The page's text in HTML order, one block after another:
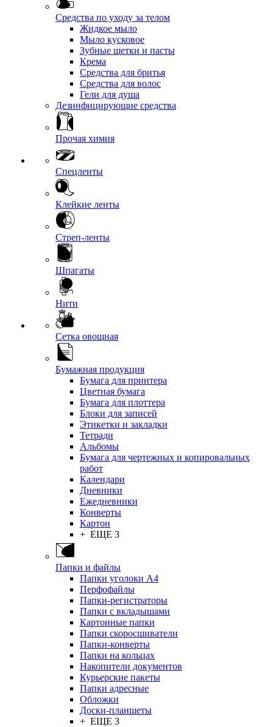
Средства по уходу за телом
Жидкое мыло
Мыло кусковое
Зубные щетки и пасты
Крема
Средства для бритья
Средства для волос
Гели для душа
Дезинфицирующие средства
Прочая химия
Спецленты
Клейкие ленты
Стреп-ленты
Шпагаты
Нити
Сетка овощная
Бумажная продукция
Бумага для принтера
Цветная бумага
Бумага для плоттера
Блоки для записей
Этикетки и закладки
Тетради
Альбомы
Бумага для чертежных и копировальных
работ
Календари
Дневники
Ежедневники
Конверты
Картон
+ ЕЩЕ 3
Папки и файлы
Папки уголоки А4
Перфофайлы
Папки-регистраторы
Папки с вкладышами
Картонные папки
Папки скоросшиватели
Папки-конверты
Папки на кольцах
Накопители документов
Курьерские пакеты
Папки адресные
Обложки
Доски-планшеты
+ ЕЩЕ 3